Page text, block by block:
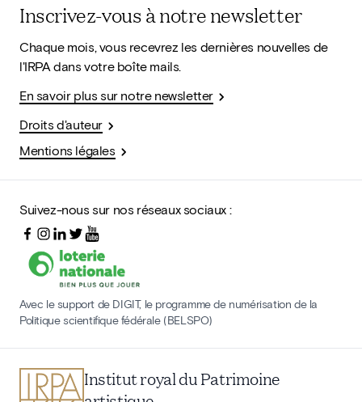
Inscrivez-vous à notre newsletter
Chaque mois, vous recevrez les dernières nouvelles de
l'IRPA dans votre boîte mails.
En savoir plus sur notre newsletter
Droits d'auteur
Mentions légales
Suivez-nous sur nos réseaux sociaux :
Avec le support de DIGIT, le programme de numérisation de la
Politique scientifique fédérale (BELSPO)
Institut royal du Patrimoine